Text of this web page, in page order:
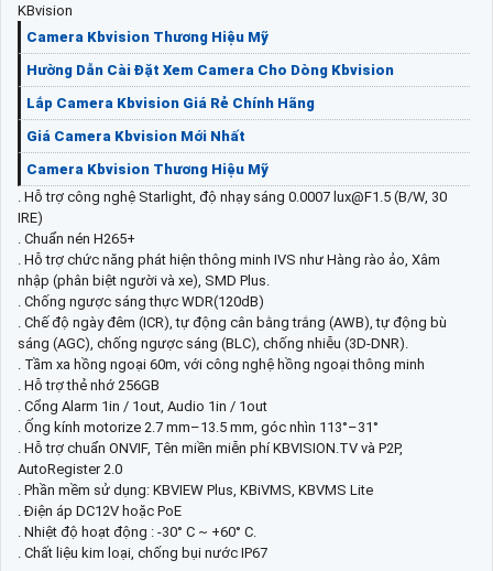
KBvision
Camera Kbvision Thương Hiệu Mỹ
Hường Dẫn Cài Đặt Xem Camera Cho Dòng Kbvision
Lắp Camera Kbvision Giá Rẻ Chính Hãng
Giá Camera Kbvision Mới Nhất
Camera Kbvision Thương Hiệu Mỹ
. Hỗ trợ công nghệ Starlight, độ nhạy sáng 0.0007 lux@F1.5 (B/W, 30
IRE)
. Chuẩn nén H265+
. Hỗ trợ chức năng phát hiện thông minh IVS như Hàng rào ảo, Xâm
nhập (phân biệt người và xe), SMD Plus.
. Chống ngược sáng thực WDR(120dB)
. Chế độ ngày đêm (ICR), tự động cân bằng trắng (AWB), tự động bù
sáng (AGC), chống ngược sáng (BLC), chống nhiễu (3D-DNR).
. Tầm xa hồng ngoại 60m, với công nghệ hồng ngoại thông minh
. Hỗ trợ thẻ nhớ 256GB
. Cổng Alarm 1in / 1out, Audio 1in / 1out
. Ống kính motorize 2.7 mm–13.5 mm, góc nhìn 113°–31°
. Hỗ trợ chuẩn ONVIF, Tên miền miễn phí KBVISION.TV và P2P,
AutoRegister 2.0
. Phần mềm sử dụng: KBVIEW Plus, KBiVMS, KBVMS Lite
. Điện áp DC12V hoặc PoE
. Nhiệt độ hoạt động : -30° C ~ +60° C.
. Chất liệu kim loại, chống bụi nước IP67